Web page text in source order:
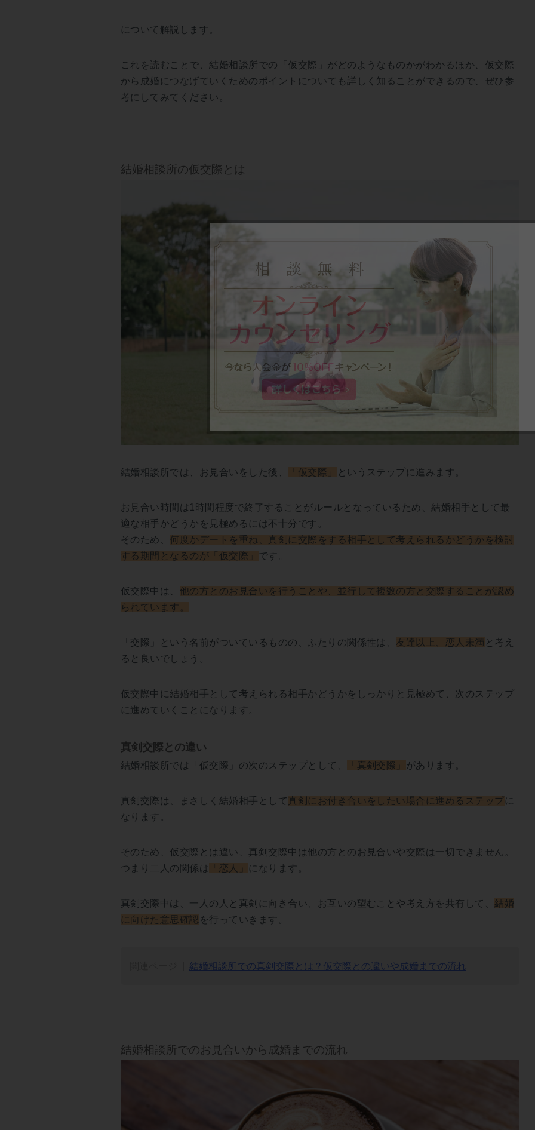
について解説します。
これを読むことで、結婚相談所での「仮交際」がどのようなものかがわかるほか、仮交際
から成婚につなげていくためのポイントについても詳しく知ることができるので、ぜひ参
考にしてみてください。
結婚相談所の仮交際とは
結婚相談所では、お見合いをした後、 「仮交際」 というステップに進みます。
お見合い時間は1時間程度で終了することがルールとなっているため、結婚相手として最
適な相手かどうかを見極めるには不十分です。
そのため、 何度かデートを重ね、真剣に交際をする相手として考えられるかどうかを検討
する期間となるのが「仮交際」 です。
仮交際中は、 他の方とのお見合いを行うことや、並行して複数の方と交際することが認め
られています。
「交際」という名前がついているものの、ふたりの関係性は、 友達以上、恋人未満 と考え
ると良いでしょう。
仮交際中に結婚相手として考えられる相手かどうかをしっかりと見極めて、次のステップ
に進めていくことになります。
真剣交際との違い
結婚相談所では「仮交際」の次のステップとして、 「真剣交際」 があります。
真剣交際は、まさしく結婚相手として真剣にお付き合いをしたい場合に進めるステップ に
なります。
そのため、仮交際とは違い、真剣交際中は他の方とのお見合いや交際は一切できません。
つまり二人の関係は
「恋人」 になります。
真剣交際中は、一人の人と真剣に向き合い、お互いの望むことや考え方を共有して、 結婚
に向けた意思確認 を行っていきます。
結婚相談所での真剣交際とは？仮交際との違いや成婚までの流れ
結婚相談所でのお見合いから成婚までの流れ